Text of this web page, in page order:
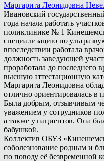
Маргарита Леонидовна
Ивановский
года начала работать
поликлинике № 1
специализацию по
впоследствии работала
должность заведующей
проработала до последнего
высшую аттестационную
Маргарита Леонидовна
отлично ориентировалась в
Была добрым, отзывчивым
уважением у сотрудников
а также у пациентов. Она
бабушкой.
Коллектив ОБУЗ
соболезнование родным и
по поводу её безвременной